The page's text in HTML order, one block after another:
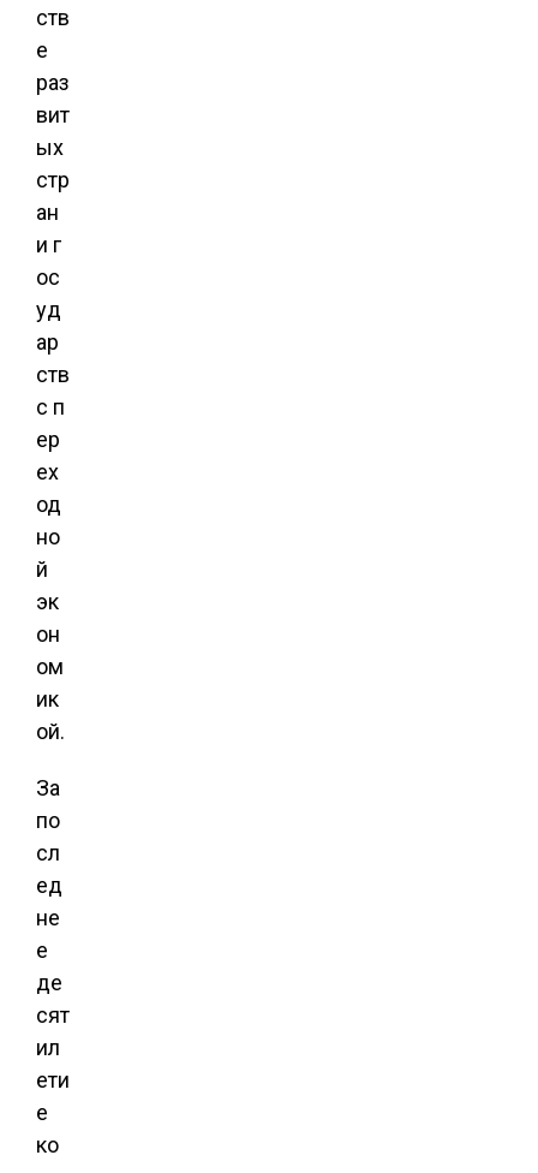
ств
е
раз
вит
ых
стр
ан
и г
ос
уд
ар
ств
с п
ер
ех
од
но
й
эк
он
ом
ик
ой.
За
по
сл
ед
не
е
де
сят
ил
ети
е
ко